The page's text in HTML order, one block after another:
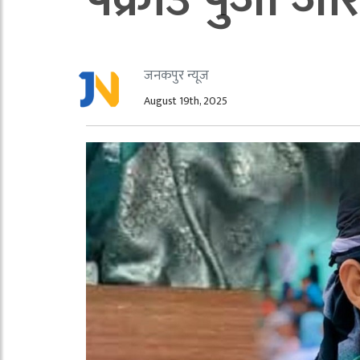
जनकपुर न्यूज
August 19th, 2025